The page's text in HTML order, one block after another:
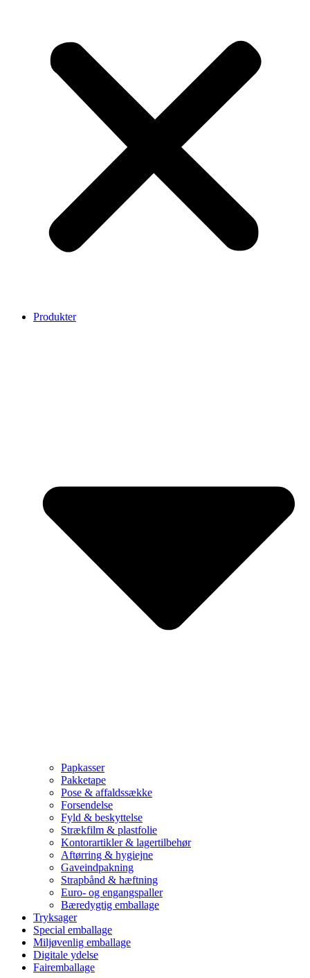
Produkter
Papkasser
Pakketape
Pose & affaldssække
Forsendelse
Fyld & beskyttelse
Strækfilm & plastfolie
Kontorartikler & lagertilbehør
Aftørring & hygiejne
Gaveindpakning
Strapbånd & hæftning
Euro- og engangspaller
Bæredygtig emballage
Tryksager
Special emballage
Miljøvenlig emballage
Digitale ydelse
Fairemballage